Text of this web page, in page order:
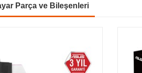
Parça ve Bileşenleri